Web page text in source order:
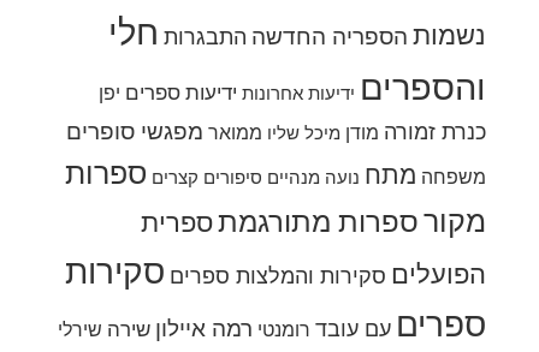
נשמות הספריה החדשה התבגרות חלי
והספרים ידיעות אחרונות ידיעות ספרים יפן
כנרת זמורה מודן מיכל שליו ממואר מפגשי סופרים
משפחה מתח נועה מנהיים סיפורים קצרים ספרות
מקורספרות מתורגמתספרית
הפועלים סקירות והמלצות ספרים סקירות
ספרים עם עובד רומנטי רמה איילון שירה שירלי